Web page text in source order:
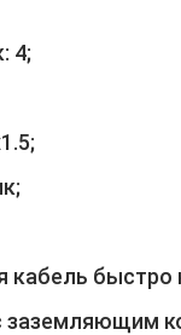
4;
кабель быстро
заземляющим